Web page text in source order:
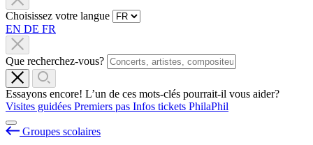
Choisissez votre langue
EN DE FR
Que recherchez-vous?
Essayons encore! L’un de ces mots-clés pourrait-il vous aider?
Visites guidées Premiers pas Infos tickets PhilaPhil
Groupes scolaires